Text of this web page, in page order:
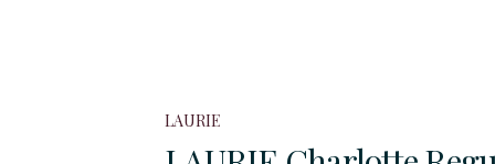
LAURIE